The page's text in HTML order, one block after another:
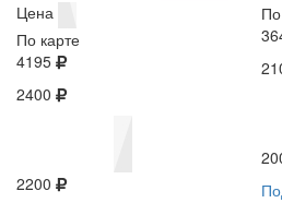
Цена
По карте
4195
2400
2200